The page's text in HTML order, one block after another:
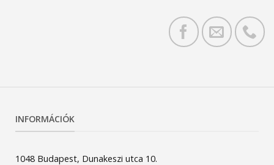
INFORMÁCIÓK
1048 Budapest, Dunakeszi utca 10.